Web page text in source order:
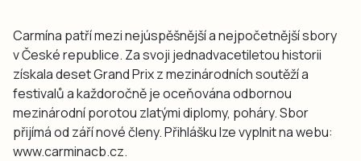
Carmína patří mezi nejúspěšnější a nejpočetnější sbory
v České republice. Za svoji jednadvacetiletou historii
získala deset Grand Prix z mezinárodních soutěží a
festivalů a každoročně je oceňována odbornou
mezinárodní porotou zlatými diplomy, poháry. Sbor
přijímá od září nové členy. Přihlášku lze vyplnit na webu:
www.carminacb.cz.